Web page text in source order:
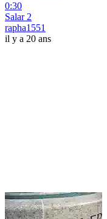
0:30
Salar 2
rapha1551
il y a 20 ans